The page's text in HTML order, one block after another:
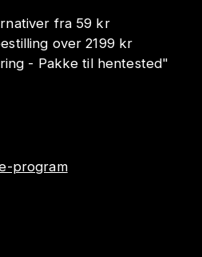
fra 59 kr
over 2199 kr
- Pakke til hentested"
program